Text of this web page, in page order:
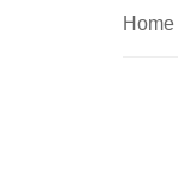
Home